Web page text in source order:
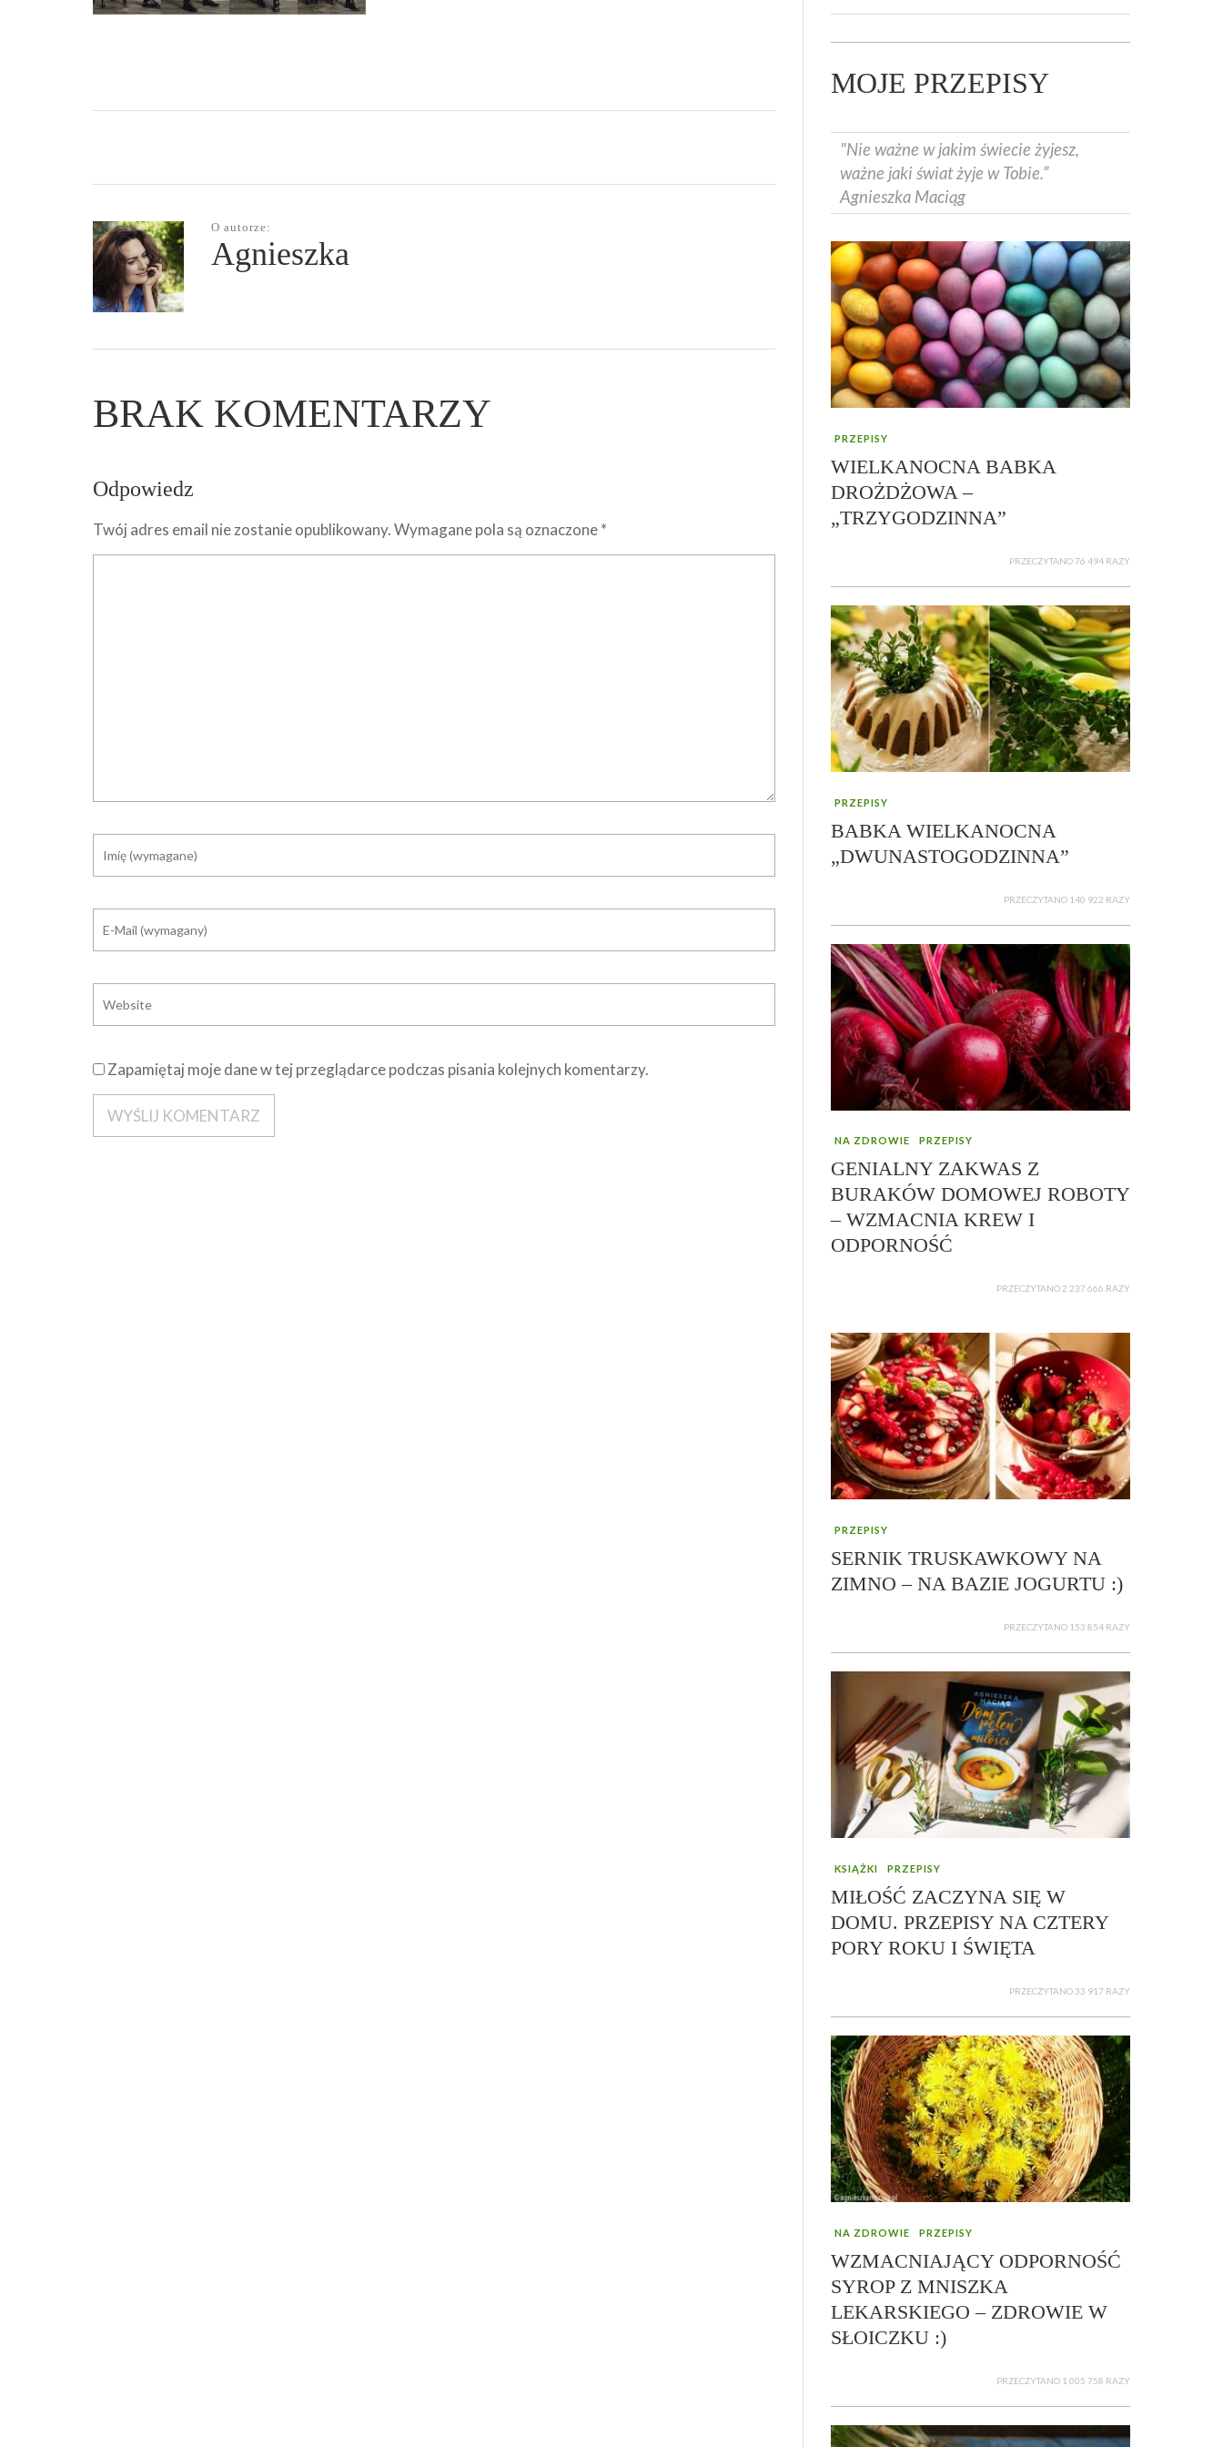
O autorze:
Agnieszka
BRAK KOMENTARZY
Odpowiedz
Twój adres email nie zostanie opublikowany.Wymagane pola są oznaczone*
Zapamiętaj moje dane w tej przeglądarce podczas pisania kolejnych komentarzy.
MOJE PRZEPISY
"Nie ważne w jakim świecie żyjesz,
ważne jaki świat żyje w Tobie.”
Agnieszka Maciąg
PRZEPISY
WIELKANOCNA BABKA
DROŻDŻOWA –
„TRZYGODZINNA”
PRZECZYTANO 76 494 RAZY
PRZEPISY
BABKA WIELKANOCNA
„DWUNASTOGODZINNA”
PRZECZYTANO 140 922 RAZY
NA ZDROWIE PRZEPISY
GENIALNY ZAKWAS Z
BURAKÓW DOMOWEJ ROBOTY
– WZMACNIA KREW I
ODPORNOŚĆ
PRZECZYTANO 2 237 666 RAZY
PRZEPISY
SERNIK TRUSKAWKOWY NA
ZIMNO – NA BAZIE JOGURTU :)
PRZECZYTANO 153 854 RAZY
KSIĄŻKI PRZEPISY
MIŁOŚĆ ZACZYNA SIĘ W
DOMU. PRZEPISY NA CZTERY
PORY ROKU I ŚWIĘTA
PRZECZYTANO 33 917 RAZY
NA ZDROWIE PRZEPISY
WZMACNIAJĄCY ODPORNOŚĆ
SYROP Z MNISZKA
LEKARSKIEGO – ZDROWIE W
SŁOICZKU :)
PRZECZYTANO 1 005 758 RAZY